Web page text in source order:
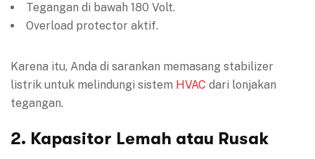
Tegangan di bawah 180 Volt.
Overload protector aktif.
Karena itu, Anda di sarankan memasang stabilizer
listrik untuk melindungi sistem HVAC dari lonjakan
tegangan.
2. Kapasitor Lemah atau Rusak